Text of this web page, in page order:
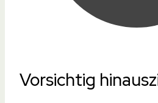
Vorsichtig